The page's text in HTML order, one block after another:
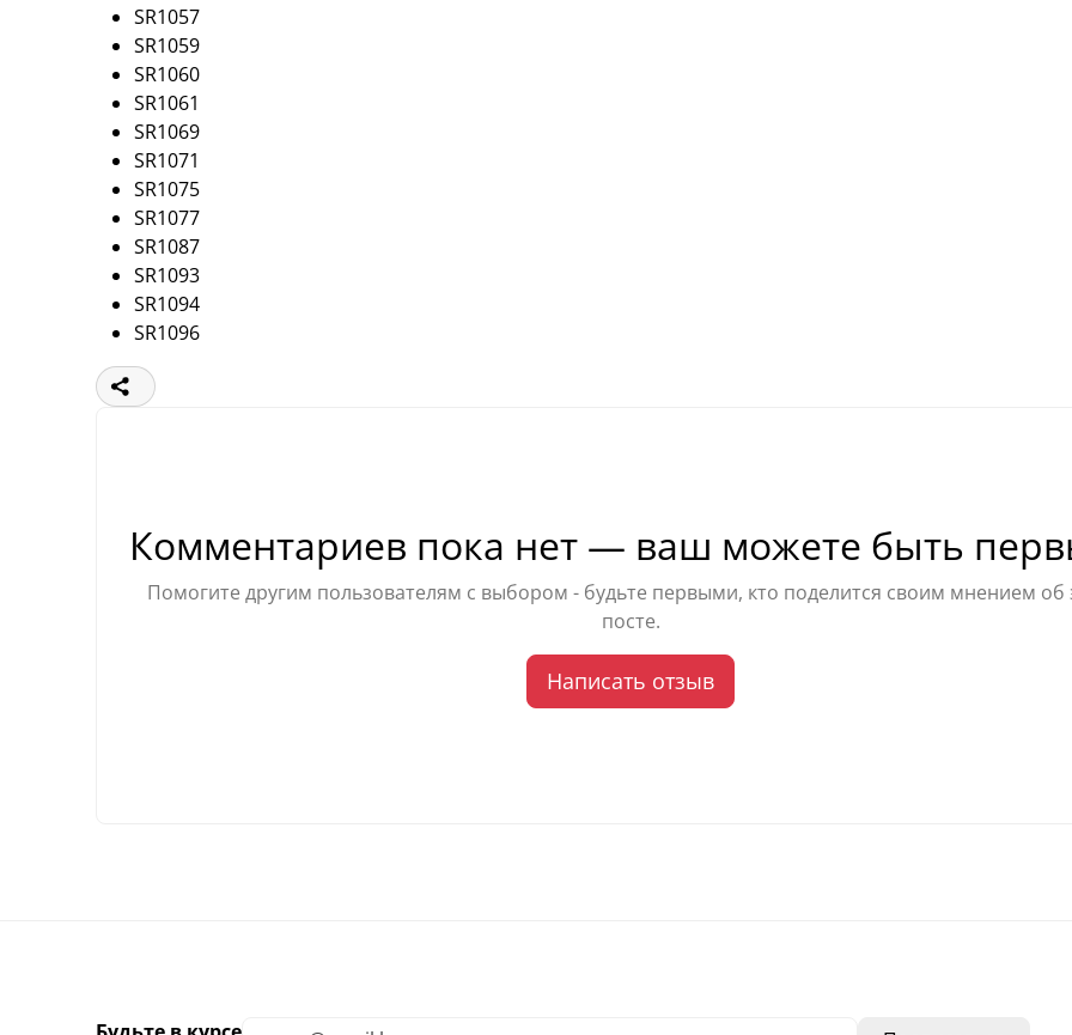
SR1057
SR1059
SR1060
SR1061
SR1069
SR1071
SR1075
SR1077
SR1087
SR1093
SR1094
SR1096
Комментариев пока нет — ваш можете быть
Помогите другим пользователям с выбором - будьте первыми, кто поделится своим мнением об
посте.
Написать отзыв